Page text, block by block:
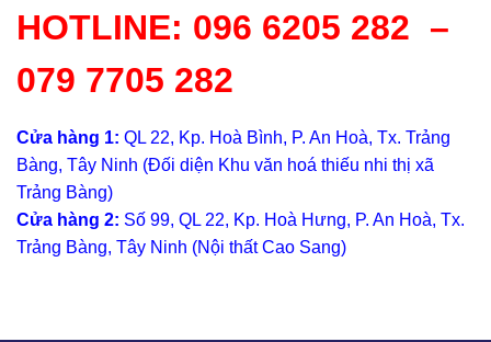
HOTLINE: 096 6205 282 –
079 7705 282
Cửa hàng 1: QL 22, Kp. Hoà Bình, P. An Hoà, Tx. Trảng
Bàng, Tây Ninh (Đối diện Khu văn hoá thiếu nhi thị xã
Trảng Bàng)
Cửa hàng 2: Số 99, QL 22, Kp. Hoà Hưng, P. An Hoà, Tx.
Trảng Bàng, Tây Ninh (Nội thất Cao Sang)